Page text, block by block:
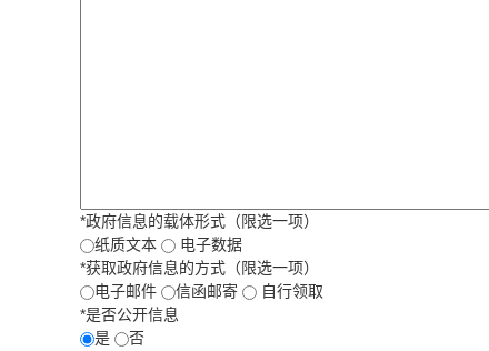
*政府信息的载体形式（限选一项）
纸质文本
电子数据
*获取政府信息的方式（限选一项）
电子邮件
信函邮寄
自行领取
*是否公开信息
是
否